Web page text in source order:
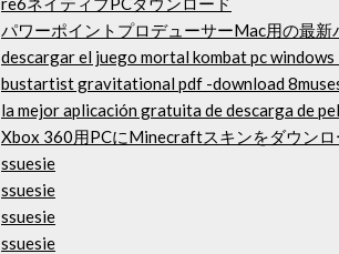
パワーポイントプロデューサーMac用の最
descargar el juego mortal kombat pc windows
bustartist gravitational pdf -download
la mejor aplicación gratuita de descarga de
Xbox 360用PCにMinecraftスキンをダウンロ
ssuesie
ssuesie
ssuesie
ssuesie